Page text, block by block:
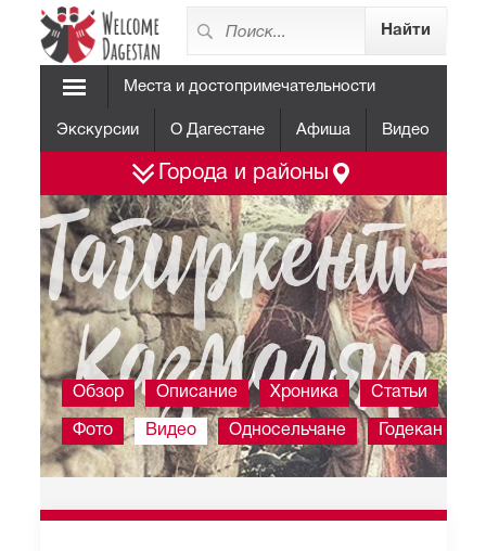
Места и достопримечательности
Экскурсии О Дагестане Афиша Видео
Города и районы
Тагиркент-
Казмаляр
Обзор Описание Хроника Статьи
Фото Видео Односельчане Годекан